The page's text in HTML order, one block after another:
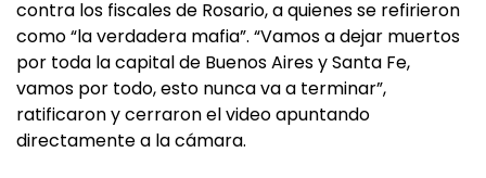
contra los fiscales de Rosario, a quienes se refirieron
como “la verdadera mafia”. “Vamos a dejar muertos
por toda la capital de Buenos Aires y Santa Fe,
vamos por todo, esto nunca va a terminar”,
ratificaron y cerraron el video apuntando
directamente a la cámara.